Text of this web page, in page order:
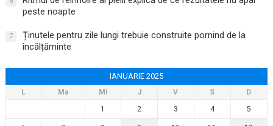
peste noapte
7
Ținutele pentru zile lungi trebuie construite pornind de la
încălțăminte
IANUARIE 2025
L Ma Mi J V S
D
1
2 3 4 5